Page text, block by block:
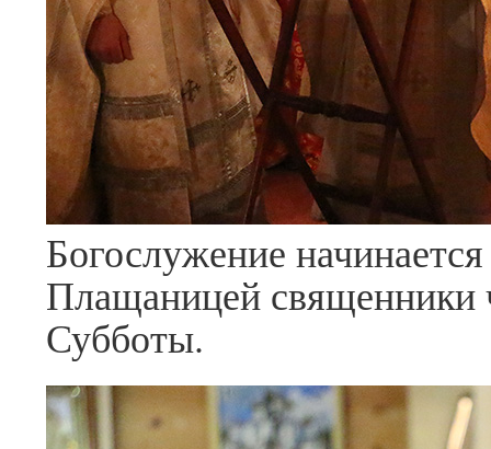
Богослужение
Плащаницей священники
Субботы.